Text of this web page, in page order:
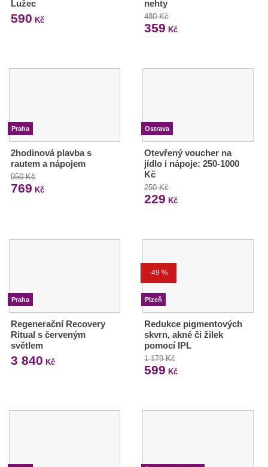
Lužec
590 Kč
nehty
480 Kč
359 Kč
Praha
2hodinová plavba s
rautem a nápojem
950 Kč
769 Kč
Ostrava
Otevřený voucher na
jídlo i nápoje: 250-1000
Kč
250 Kč
229 Kč
Praha
Regenerační Recovery
Ritual s červeným
světlem
3 840 Kč
-49 %
Plzeň
Redukce pigmentových
skvrn, akné či žilek
pomocí IPL
1 179 Kč
599 Kč